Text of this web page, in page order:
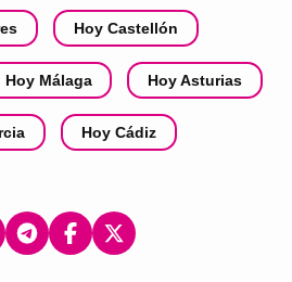
Hoy Castellón
Hoy Málaga Hoy Asturias
Hoy Cádiz